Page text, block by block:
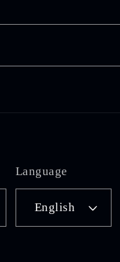
Language
English